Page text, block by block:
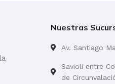
Nuestras
Av. Santiago
Savioli entre
de